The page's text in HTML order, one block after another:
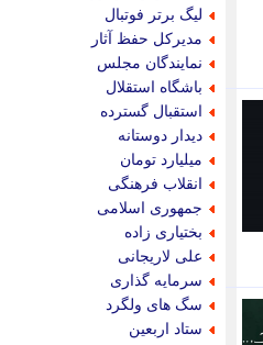
لیگ برتر فوتبال
مدیرکل حفظ آثار
نمایندگان مجلس
باشگاه استقلال
استقبال گسترده
دیدار دوستانه
میلیارد تومان
انقلاب فرهنگی
جمهوری اسلامی
بختیاری زاده
علی لاریجانی
سرمایه گذاری
سگ های ولگرد
ستاد اربعین